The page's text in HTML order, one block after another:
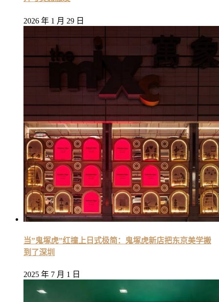
2026 年 1 月 29 日
当”鬼塚虎”红撞上日式极简：鬼塚虎新店把东京美学搬
到了深圳
2025 年 7 月 1 日